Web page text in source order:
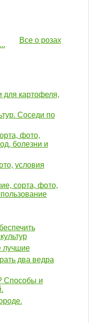
Все о розах
для картофеля,
Соседи по
фото,
болезни и
условия
сорта, фото,
лучшие
два ведра
Способы и